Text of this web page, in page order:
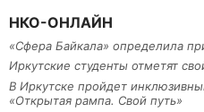
НКО-ОНЛАЙН
«Сфера Байкала» определила
Иркутские студенты отметят
В Иркутске пройдет
«Открытая рампа. Свой путь»